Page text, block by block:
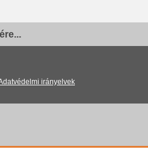
irányelvek